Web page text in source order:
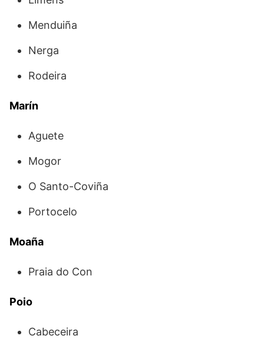
Menduiña
Nerga
Rodeira
Marín
Aguete
Mogor
O Santo-Coviña
Portocelo
Moaña
Praia do Con
Poio
Cabeceira